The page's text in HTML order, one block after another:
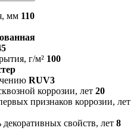
мм 110
г/м² 100
RUV3
коррозии, лет 20
признаков коррозии, лет
свойств, лет 8